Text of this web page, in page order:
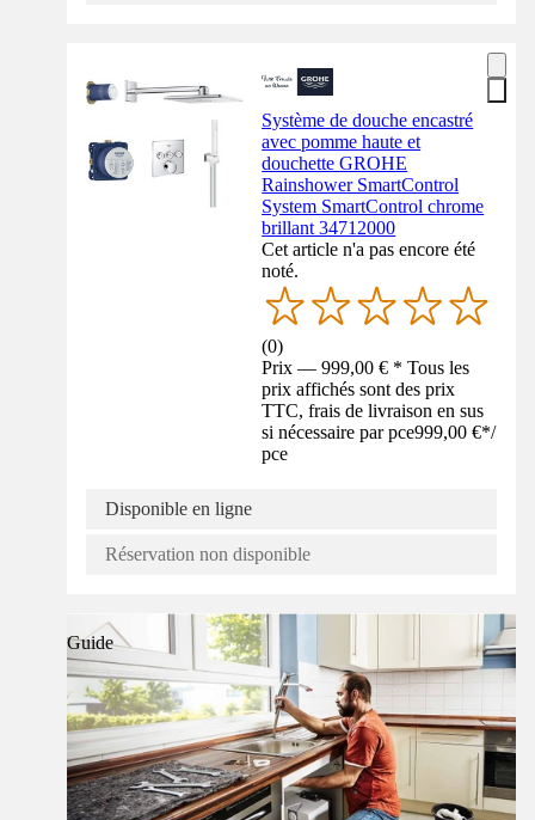
Système de douche encastré
avec pomme haute et
douchette GROHE
Rainshower SmartControl
System SmartControl chrome
brillant 34712000
Cet article n'a pas encore été
noté.
(0)
Prix — 999,00 € * Tous les
prix affichés sont des prix
TTC, frais de livraison en sus
si nécessaire par pce999,00 €*/
pce
Disponible en ligne
Réservation non disponible
Guide